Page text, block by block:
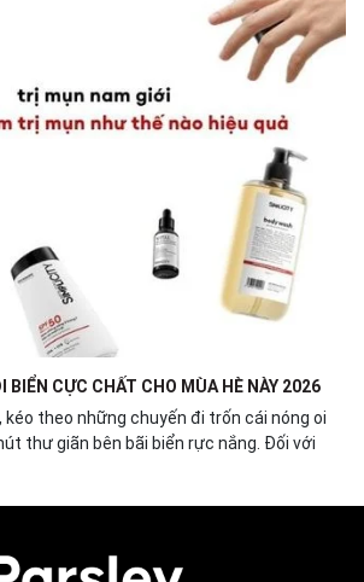
BIỂN CỰC CHẤT CHO MÙA HÈ NÀY 2026
kéo theo những chuyến đi trốn cái nóng oi
thư giãn bên bãi biển rực nắng. Đối với